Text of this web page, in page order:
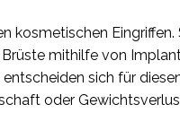
Eingriffen.
mithilfe von
sich für
oder